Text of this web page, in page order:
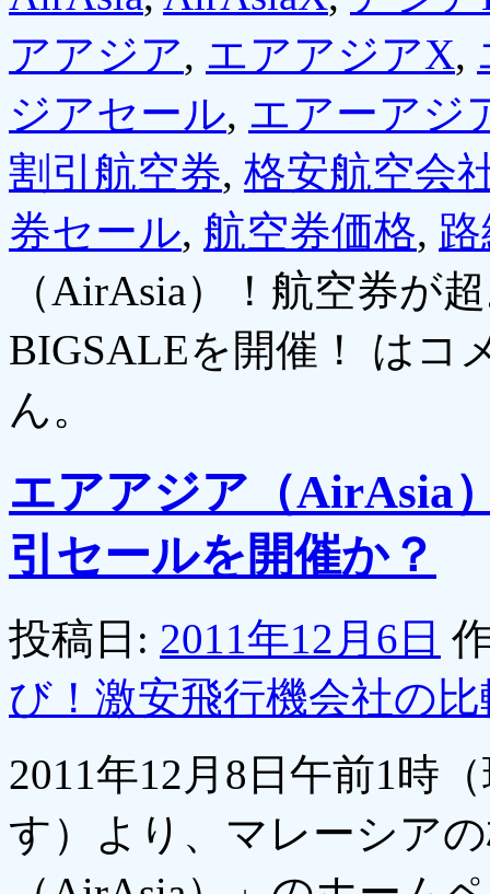
アアジア, エアアジアX,
ジアセール, エアーアジ
割引航空券, 格安航空会
券セール, 航空券価格,
（AirAsia）！航空券が
BIGSALEを開催！ は コ
ん。
エアアジア（AirAsia
引セールを開催か？
投稿日: 2011年12月6日
び！激安飛行機会社の
2011年12月8日午前1時
す）より、マレーシア